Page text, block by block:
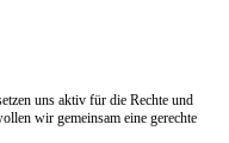
uns aktiv für die Rechte und
wir gemeinsam eine gerechte